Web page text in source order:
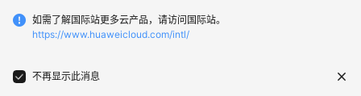
如需了解国际站更多云产品，请访问国际站。
https://www.huaweicloud.com/intl/
不再显示此消息